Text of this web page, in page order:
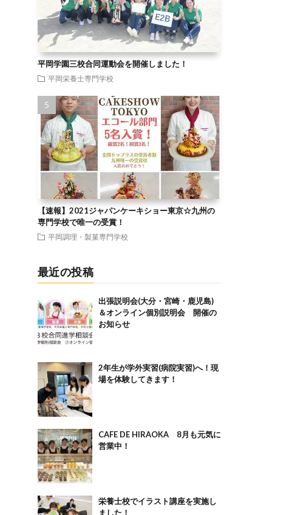
平岡学園三校合同運動会を開催しました！
平岡栄養士専門学校
【速報】2021ジャパンケーキショー東京☆九州の
専門学校で唯一の受賞！
平岡調理・製菓専門学校
最近の投稿
出張説明会(大分・宮崎・鹿児島)
＆オンライン個別説明会 開催の
お知らせ
2年生が学外実習(病院実習)へ！現
場を体験してきます！
CAFE DE HIRAOKA 8月も元気に
営業中！
栄養士校でイラスト講座を実施し
ました！